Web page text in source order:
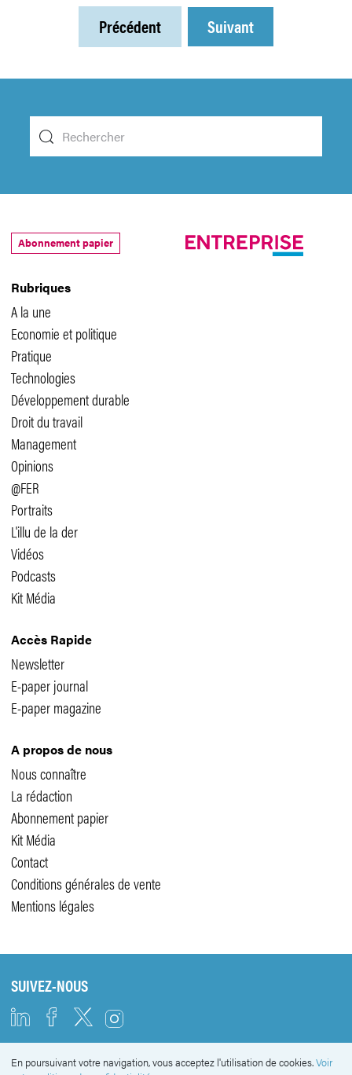
Précédent Suivant
Rubriques
A la une
Economie et politique
Pratique
Technologies
Développement durable
Droit du travail
Management
Opinions
@FER
Portraits
L'illu de la der
Vidéos
Podcasts
Kit Média
Accès Rapide
Newsletter
E-paper journal
E-paper magazine
A propos de nous
Nous connaître
La rédaction
Abonnement papier
Kit Média
Contact
Conditions générales de vente
Mentions légales
Abonnement papier
SUIVEZ-NOUS
En poursuivant votre navigation, vous acceptez l'utilisation de cookies.Voir